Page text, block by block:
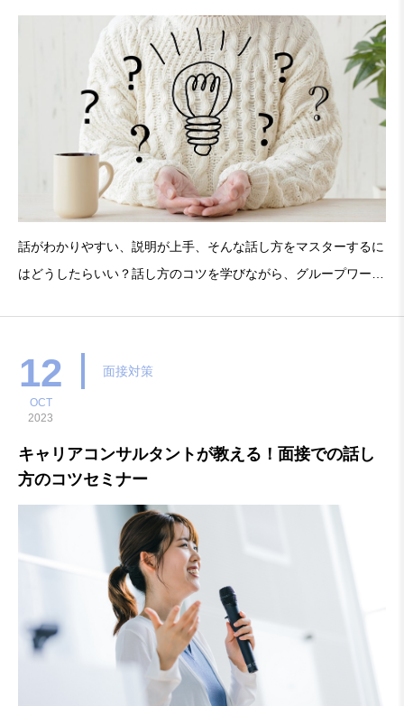
話がわかりやすい、説明が上手、そんな話し方をマスターするに
はどうしたらいい？話し方のコツを学びながら、グループワーク
AKAしごとフィールド 3F セミナールーム
12
OCT
2023
面接対策
キャリアコンサルタントが教える！面接での話し
方のコツセミナー